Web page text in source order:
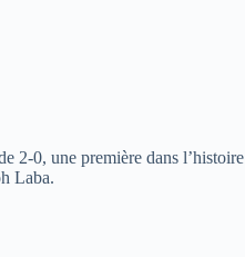
2-0, une première dans l’histoire
Laba.